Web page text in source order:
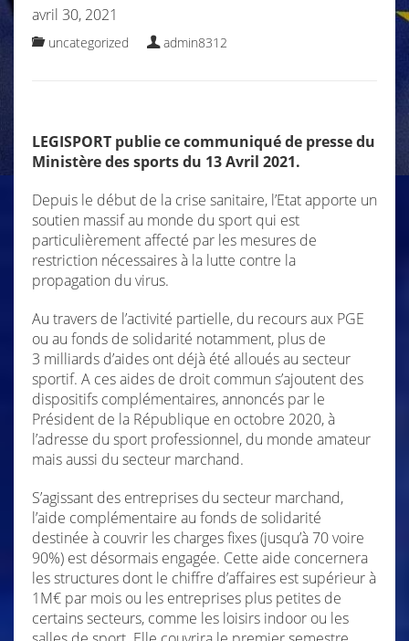
avril 30, 2021
uncategorized admin8312
LEGISPORT publie ce communiqué de presse du
Ministère des sports du 13 Avril 2021.
Depuis le début de la crise sanitaire, l’Etat apporte un
soutien massif au monde du sport qui est
particulièrement affecté par les mesures de
restriction nécessaires à la lutte contre la
propagation du virus.
Au travers de l’activité partielle, du recours aux PGE
ou au fonds de solidarité notamment, plus de
3 milliards d’aides ont déjà été alloués au secteur
sportif. A ces aides de droit commun s’ajoutent des
dispositifs complémentaires, annoncés par le
Président de la République en octobre 2020, à
l’adresse du sport professionnel, du monde amateur
mais aussi du secteur marchand.
S’agissant des entreprises du secteur marchand,
l’aide complémentaire au fonds de solidarité
destinée à couvrir les charges fixes (jusqu’à 70 voire
90%) est désormais engagée. Cette aide concernera
les structures dont le chiffre d’affaires est supérieur à
1M€ par mois ou les entreprises plus petites de
certains secteurs, comme les loisirs indoor ou les